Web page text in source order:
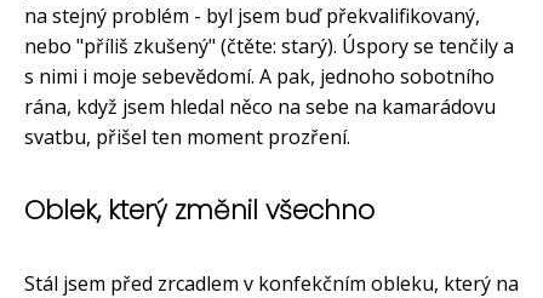
na stejný problém - byl jsem buď překvalifikovaný,
nebo "příliš zkušený" (čtěte: starý). Úspory se tenčily a
s nimi i moje sebevědomí. A pak, jednoho sobotního
rána, když jsem hledal něco na sebe na kamarádovu
svatbu, přišel ten moment prozření.
Oblek, který změnil všechno
Stál jsem před zrcadlem v konfekčním obleku, který na